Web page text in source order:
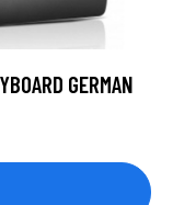
GERMAN